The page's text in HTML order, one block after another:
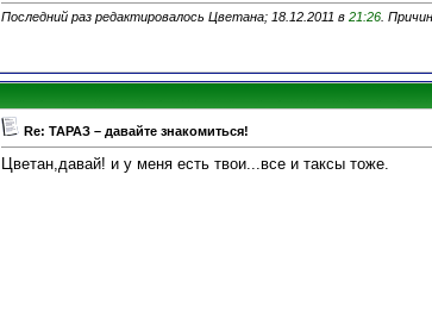
Последний раз редактировалось Цветана; 18.12.2011 в 21:26 .
Re: ТАРАЗ – давайте знакомиться!
Цветан,давай! и у меня есть твои...все и таксы тоже.